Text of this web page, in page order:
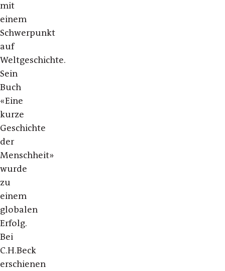
mit
einem
Schwerpunkt
auf
Weltgeschichte.
Sein
Buch
«Eine
kurze
Geschichte
der
Menschheit»
wurde
zu
einem
globalen
Erfolg.
Bei
C.H.Beck
erschienen